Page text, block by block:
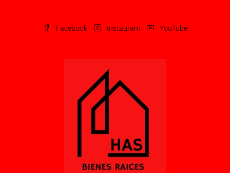
Facebook Instagram YouTube